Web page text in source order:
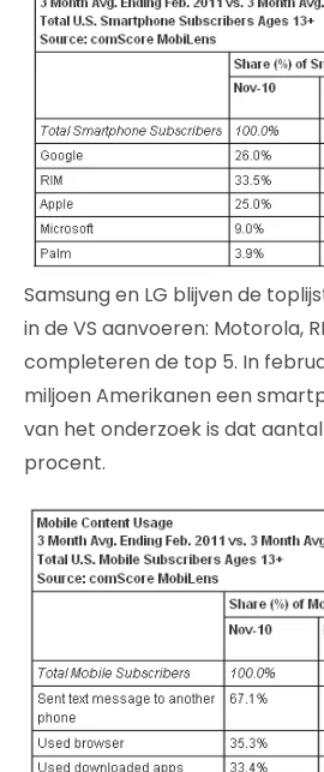
Samsung en LG blijven de
in de VS aanvoeren: Motorola,
completeren de top 5. In
miljoen Amerikanen een
van het onderzoek is dat
procent.